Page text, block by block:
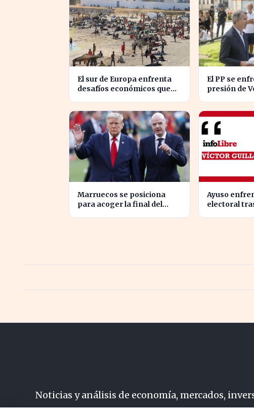
El sur de Europa enfrenta
desafíos económicos que
El PP se
presión de
Marruecos se posiciona
para acoger la final del
Ayuso
electoral
Noticias y análisis de economía, mercados,